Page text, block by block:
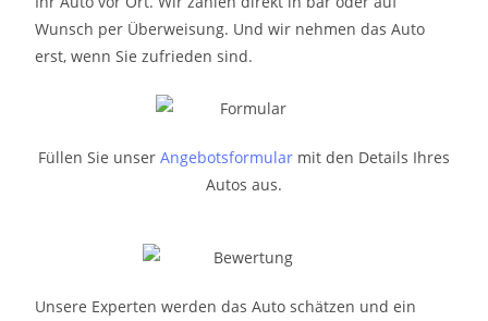
Wunsch per Überweisung. Und wir nehmen das Auto
erst, wenn Sie zufrieden sind.
Füllen Sie unser Angebotsformular mit den Details Ihres
Autos aus.
Unsere Experten werden das Auto schätzen und ein